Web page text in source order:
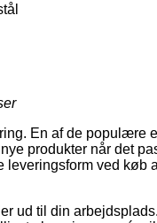
En af de populære
produkter når det
ved køb
ud til din